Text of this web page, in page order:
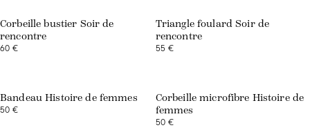
Corbeille bustier Soir de
rencontre
60 €
Triangle foulard Soir de
rencontre
55 €
Bandeau Histoire de femmes
50 €
Corbeille microfibre Histoire de
femmes
50 €